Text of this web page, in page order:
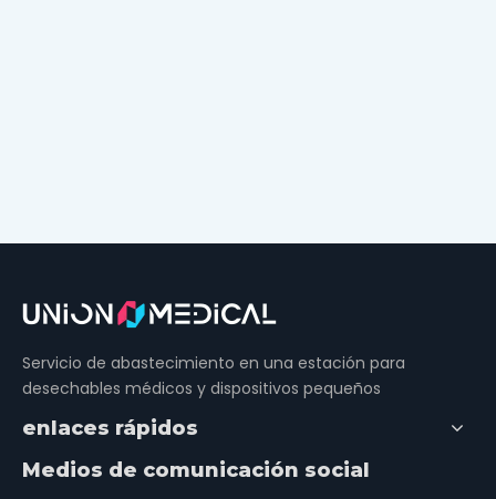
Servicio de abastecimiento en una estación para
desechables médicos y dispositivos pequeños
enlaces rápidos
Medios de comunicación social